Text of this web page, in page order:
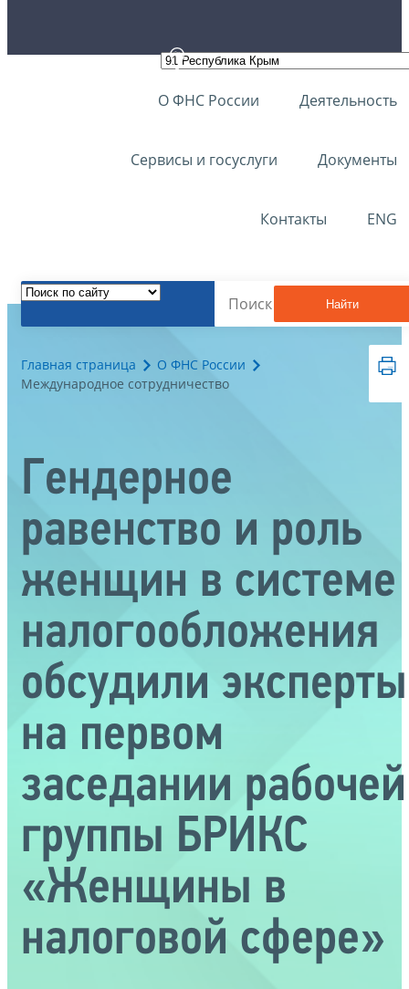
О ФНС России Деятельность
Сервисы и госуслуги Документы
Контакты ENG
Найти
Главная страница
О ФНС России
Международное сотрудничество
Гендерное
равенство и роль
женщин в системе
налогообложения
обсудили эксперты
на первом
заседании рабочей
группы БРИКС
«Женщины в
налоговой сфере»